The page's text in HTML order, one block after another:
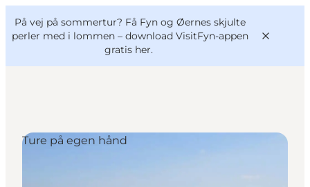
På vej på sommertur? Få Fyn og Øernes skjulte
perler med i lommen – download VisitFyn-appen
gratis her.
Oplevelser
VisitFyn
Deutsch
Ture på egen hånd